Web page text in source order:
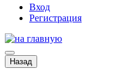
Вход
Регистрация
Назад